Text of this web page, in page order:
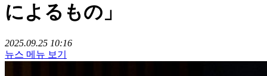
によるもの」
2025.09.25 10:16
뉴스 메뉴 보기